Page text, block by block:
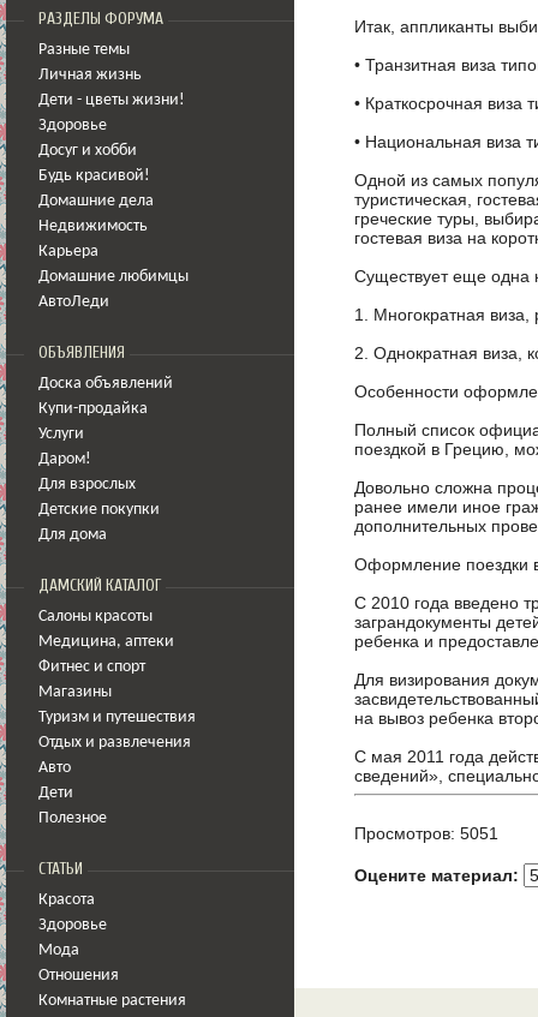
РАЗДЕЛЫ ФОРУМА
Разные темы
Личная жизнь
Дети - цветы жизни!
Здоровье
Досуг и хобби
Будь красивой!
Домашние дела
Недвижимость
Карьера
Домашние любимцы
АвтоЛеди
ОБЪЯВЛЕНИЯ
Доска объявлений
Купи-продайка
Услуги
Даром!
Для взрослых
Детские покупки
Для дома
ДАМСКИЙ КАТАЛОГ
Салоны красоты
Медицина, аптеки
Фитнес и спорт
Магазины
Туризм и путешествия
Отдых и развлечения
Авто
Дети
Полезное
СТАТЬИ
Красота
Здоровье
Мода
Отношения
Комнатные растения
Итак, аппликанты
• Транзитная виза
• Краткосрочная виза
• Национальная виза
Одной из самых
туристическая,
греческие туры,
гостевая виза на
Существует еще одна
1. Многократная
2. Однократная виза,
Особенности
Полный список
поездкой в Грецию,
Довольно сложна
ранее имели иное
дополнительных
Оформление поездки
С 2010 года введено
заграндокументы
ребенка и
Для визирования
на вывоз ребенка
С мая 2011 года
сведений»,
Просмотров: 5051
Оцените материал: